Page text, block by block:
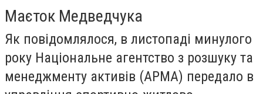
Маєток Медведчука
Як повідомлялося, в листопаді минулого
року Національне агентство з розшуку та
менеджменту активів (АРМА) передало в